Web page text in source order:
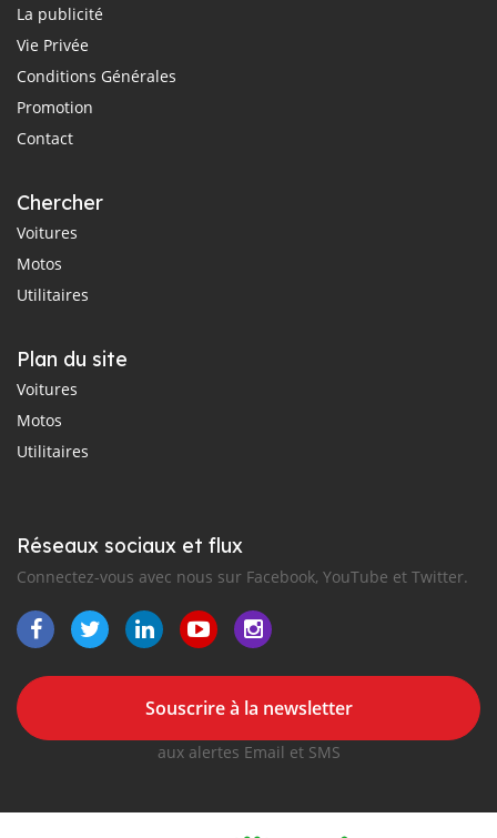
La publicité
Vie Privée
Conditions Générales
Promotion
Contact
Chercher
Voitures
Motos
Utilitaires
Plan du site
Voitures
Motos
Utilitaires
Réseaux sociaux et flux
Connectez-vous avec nous sur Facebook, YouTube et Twitter.
Souscrire à la newsletter
aux alertes Email et SMS